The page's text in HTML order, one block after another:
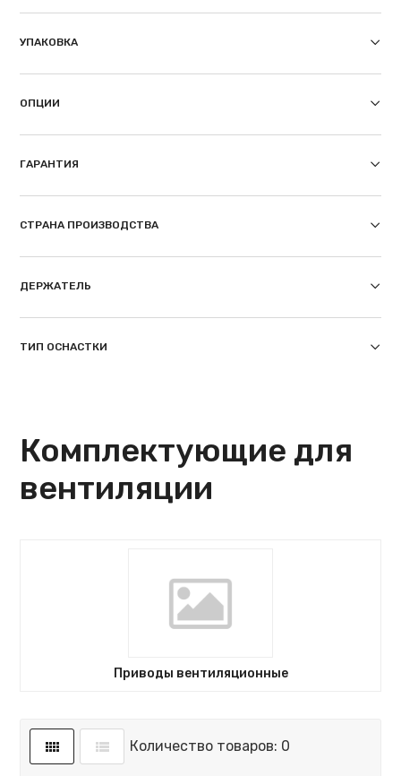
УПАКОВКА
ОПЦИИ
ГАРАНТИЯ
СТРАНА ПРОИЗВОДСТВА
ДЕРЖАТЕЛЬ
ТИП ОСНАСТКИ
Комплектующие для
вентиляции
Приводы вентиляционные
Количество товаров: 0